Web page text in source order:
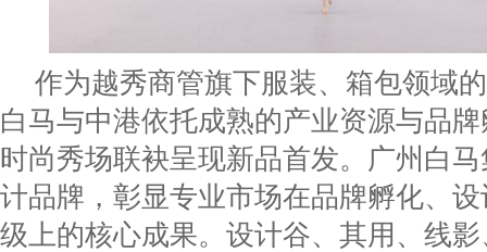
作为越秀商管旗下服装、箱包领域
白马与中港依托成熟的产业资源与品
时尚秀场联袂呈现新品首发。广州白
计品牌，彰显专业市场在品牌孵化、
级上的核心成果。设计谷、其用、线